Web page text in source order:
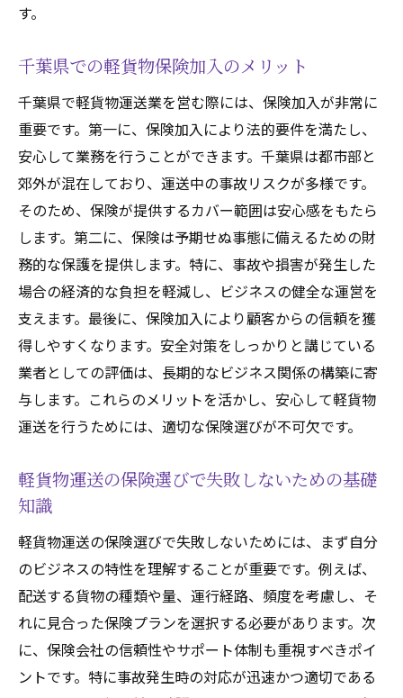
険選び
軽貨物運送の保険金請求手続きを簡単にするた
めの方法
迅速な保険金請求の流れを知る
保険金請求プロセスのステップバイステッ
プガイド
請求手続きをサポートするテクノロジー
軽貨物運送業務における証拠の重要性
請求時にチェックすべき保険契約のポイン
ト
千葉県での保険金請求で役立つリソース
す。
千葉県での軽貨物保険加入のメリット
千葉県で軽貨物運送業を営む際には、保険加入が非常に
重要です。第一に、保険加入により法的要件を満たし、
安心して業務を行うことができます。千葉県は都市部と
郊外が混在しており、運送中の事故リスクが多様です。
そのため、保険が提供するカバー範囲は安心感をもたら
します。第二に、保険は予期せぬ事態に備えるための財
務的な保護を提供します。特に、事故や損害が発生した
場合の経済的な負担を軽減し、ビジネスの健全な運営を
支えます。最後に、保険加入により顧客からの信頼を獲
得しやすくなります。安全対策をしっかりと講じている
業者としての評価は、長期的なビジネス関係の構築に寄
与します。これらのメリットを活かし、安心して軽貨物
運送を行うためには、適切な保険選びが不可欠です。
軽貨物運送の保険選びで失敗しないための基礎
知識
軽貨物運送の保険選びで失敗しないためには、まず自分
のビジネスの特性を理解することが重要です。例えば、
配送する貨物の種類や量、運行経路、頻度を考慮し、そ
れに見合った保険プランを選択する必要があります。次
に、保険会社の信頼性やサポート体制も重視すべきポイ
ントです。特に事故発生時の対応が迅速かつ適切である